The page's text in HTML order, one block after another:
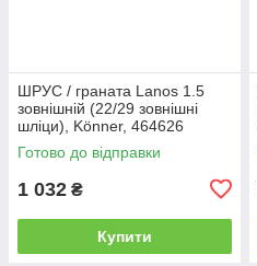
ШРУС / граната Lanos 1.5
зовнішній (22/29 зовнішні
шліци), Könner, 464626
Готово до відправки
1 032 ₴
Купити